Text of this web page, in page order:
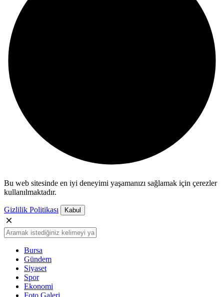
Bu web sitesinde en iyi deneyimi yaşamanızı sağlamak için çerezler
kullanılmaktadır.
Gizlilik Politikası Kabul
Bursa
Gündem
Siyaset
Spor
Ekonomi
Foto Galeri